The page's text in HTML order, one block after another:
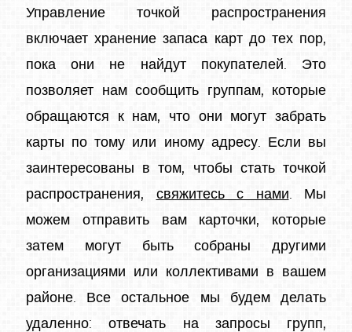
Управление точкой распространения
включает хранение запаса карт до тех пор,
пока они не найдут покупателей. Это
позволяет нам сообщить группам, которые
обращаются к нам, что они могут забрать
карты по тому или иному адресу. Если вы
заинтересованы в том, чтобы стать точкой
распространения, свяжитесь с нами. Мы
можем отправить вам карточки, которые
затем могут быть собраны другими
организациями или коллективами в вашем
районе. Все остальное мы будем делать
удаленно: отвечать на запросы групп,